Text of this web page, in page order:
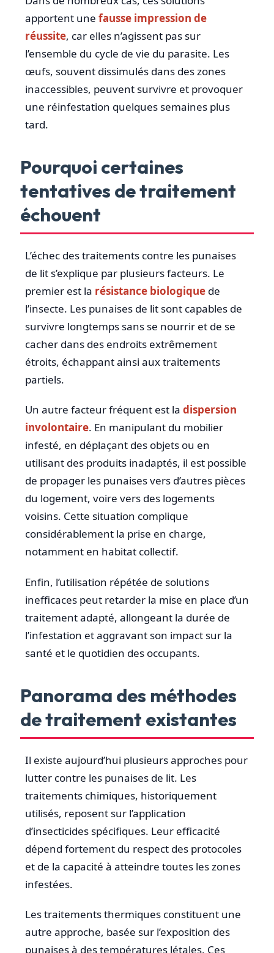
apportent une fausse impression de
réussite, car elles n’agissent pas sur
l’ensemble du cycle de vie du parasite. Les
œufs, souvent dissimulés dans des zones
inaccessibles, peuvent survivre et provoquer
une réinfestation quelques semaines plus
tard.
Pourquoi certaines
tentatives de traitement
échouent
L’échec des traitements contre les punaises
de lit s’explique par plusieurs facteurs. Le
premier est la résistance biologique de
l’insecte. Les punaises de lit sont capables de
survivre longtemps sans se nourrir et de se
cacher dans des endroits extrêmement
étroits, échappant ainsi aux traitements
partiels.
Un autre facteur fréquent est la dispersion
involontaire. En manipulant du mobilier
infesté, en déplaçant des objets ou en
utilisant des produits inadaptés, il est possible
de propager les punaises vers d’autres pièces
du logement, voire vers des logements
voisins. Cette situation complique
considérablement la prise en charge,
notamment en habitat collectif.
Enfin, l’utilisation répétée de solutions
inefficaces peut retarder la mise en place d’un
traitement adapté, allongeant la durée de
l’infestation et aggravant son impact sur la
santé et le quotidien des occupants.
Panorama des méthodes
de traitement existantes
Il existe aujourd’hui plusieurs approches pour
lutter contre les punaises de lit. Les
traitements chimiques, historiquement
utilisés, reposent sur l’application
d’insecticides spécifiques. Leur efficacité
dépend fortement du respect des protocoles
et de la capacité à atteindre toutes les zones
infestées.
Les traitements thermiques constituent une
autre approche, basée sur l’exposition des
punaises à des températures létales. Ces